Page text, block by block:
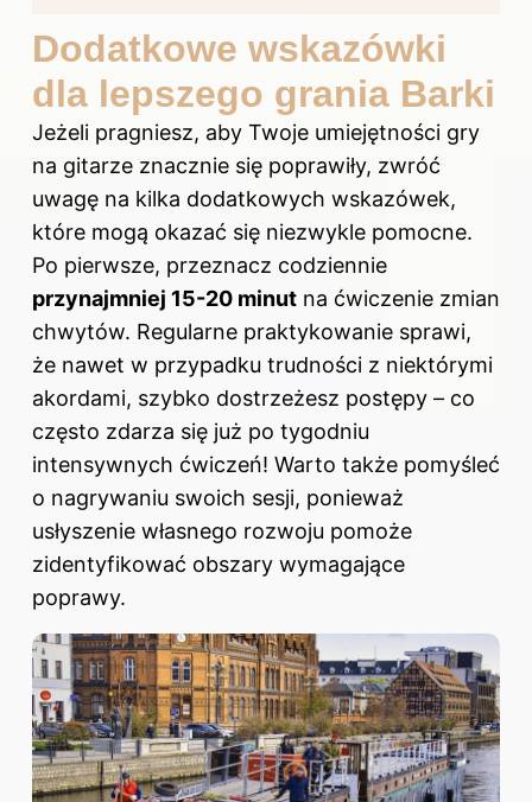
Dodatkowe wskazówki
dla lepszego grania Barki
Jeżeli pragniesz, aby Twoje umiejętności gry
na gitarze znacznie się poprawiły, zwróć
uwagę na kilka dodatkowych wskazówek,
które mogą okazać się niezwykle pomocne.
Po pierwsze, przeznacz codziennie
przynajmniej 15-20 minut na ćwiczenie zmian
chwytów. Regularne praktykowanie sprawi,
że nawet w przypadku trudności z niektórymi
akordami, szybko dostrzeżesz postępy – co
często zdarza się już po tygodniu
intensywnych ćwiczeń! Warto także pomyśleć
o nagrywaniu swoich sesji, ponieważ
usłyszenie własnego rozwoju pomoże
zidentyfikować obszary wymagające
poprawy.